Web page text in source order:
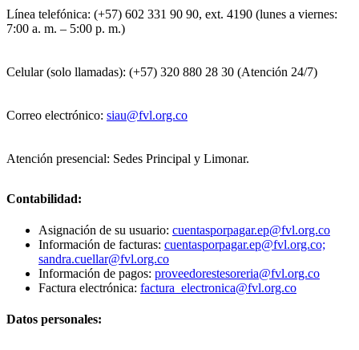
Línea telefónica: (+57) 602 331 90 90, ext. 4190 (lunes a viernes:
7:00 a. m. – 5:00 p. m.)
Celular (solo llamadas): (+57) 320 880 28 30 (Atención 24/7)
Correo electrónico: siau@fvl.org.co
Atención presencial: Sedes Principal y Limonar.
Contabilidad:
Asignación de su usuario: cuentasporpagar.ep@fvl.org.co
Información de facturas: cuentasporpagar.ep@fvl.org.co;
sandra.cuellar@fvl.org.co
Información de pagos: proveedorestesoreria@fvl.org.co
Factura electrónica: factura_electronica@fvl.org.co
Datos personales: